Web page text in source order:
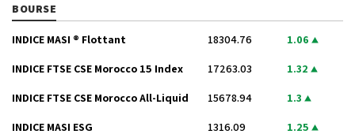
BOURSE
INDICE MASI ® Flottant 18304.76 1.06
INDICE FTSE CSE Morocco 15 Index 17263.03 1.32
INDICE FTSE CSE Morocco All-Liquid 15678.94 1.3
INDICE MASI ESG 1316.09 1.25